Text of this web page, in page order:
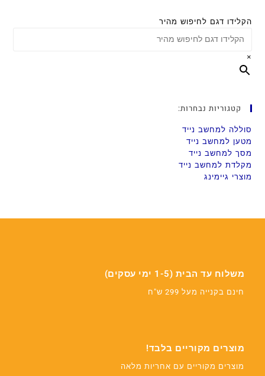
הקלידו דגם לחיפוש מהיר
×
קטגוריות נבחרות:
סוללה למחשב נייד
מטען למחשב נייד
מסך למחשב נייד
מקלדת למחשב נייד
מוצרי גיימינג
משלוח עד הבית (1-5 ימי עסקים)
חינם בקנייה מעל 299 ש"ח
מוצרים מקוריים בלבד!
מוצרים מקוריים עם אחריות מלאה